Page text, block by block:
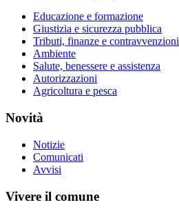
Educazione e formazione
Giustizia e sicurezza pubblica
Tributi, finanze e contravvenzioni
Ambiente
Salute, benessere e assistenza
Autorizzazioni
Agricoltura e pesca
Novità
Notizie
Comunicati
Avvisi
Vivere il comune